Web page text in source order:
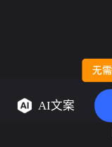
AI文案